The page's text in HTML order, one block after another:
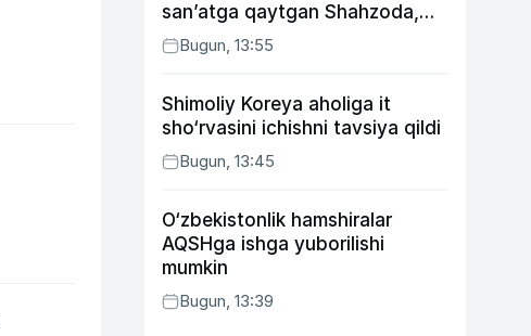
san’atga qaytgan Shahzoda,
yo‘lga asfalt yotqizgan
Jahongir Otajonov
Bugun, 13:55
Shimoliy Koreya aholiga it
sho‘rvasini ichishni tavsiya qildi
Bugun, 13:45
O‘zbekistonlik hamshiralar
AQSHga ishga yuborilishi
mumkin
Bugun, 13:39